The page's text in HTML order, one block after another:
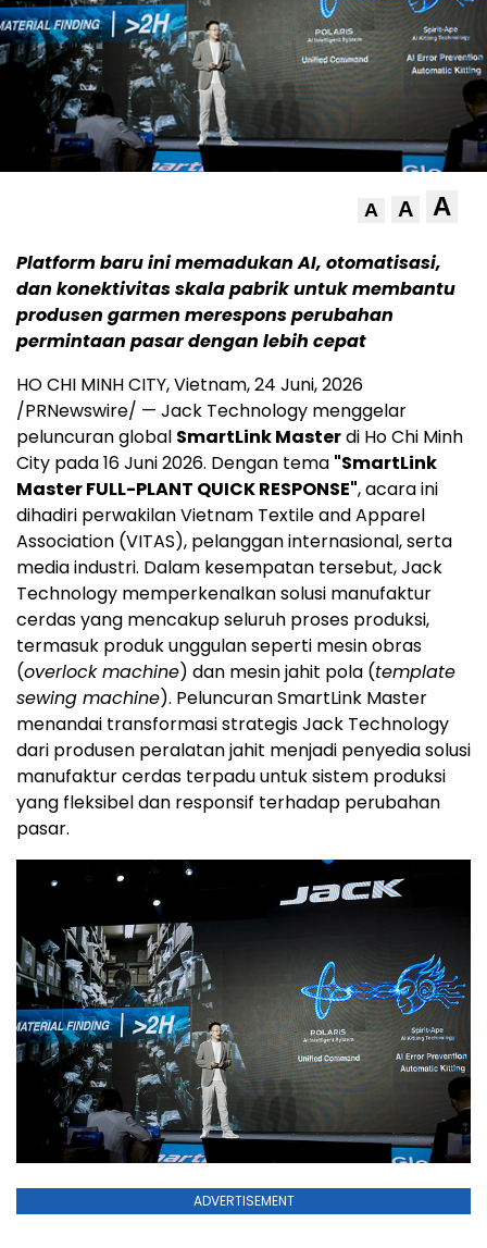
A A A
Platform baru ini memadukan AI, otomatisasi,
dan konektivitas skala pabrik untuk membantu
produsen garmen merespons perubahan
permintaan pasar dengan lebih cepat
HO CHI MINH CITY, Vietnam,24 Juni, 2026
/PRNewswire/ — Jack Technology menggelar
peluncuran global SmartLink Masterdi Ho Chi Minh
City pada 16 Juni 2026. Dengan tema "SmartLink
Master FULL-PLANT QUICK RESPONSE", acara ini
dihadiri perwakilan Vietnam Textile and Apparel
Association (VITAS), pelanggan internasional, serta
media industri. Dalam kesempatan tersebut, Jack
Technology memperkenalkan solusi manufaktur
cerdas yang mencakup seluruh proses produksi,
termasuk produk unggulan seperti mesin obras
(overlock machine) dan mesin jahit pola (template
sewing machine). Peluncuran SmartLink Master
menandai transformasi strategis Jack Technology
dari produsen peralatan jahit menjadi penyedia solusi
manufaktur cerdas terpadu untuk sistem produksi
yang fleksibel dan responsif terhadap perubahan
pasar.
ADVERTISEMENT